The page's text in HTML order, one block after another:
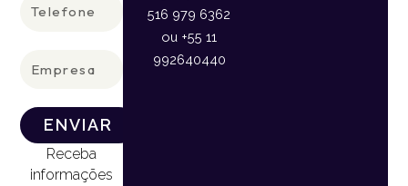
ENVIAR
Receba
informações
516 979 6362
ou +55 11
992640440